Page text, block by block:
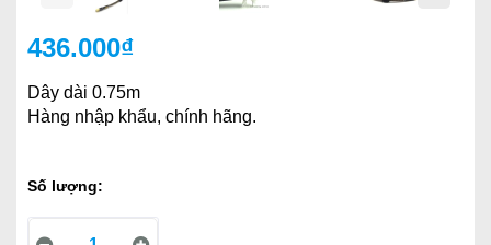
436.000₫
Dây dài 0.75m
Hàng nhập khẩu, chính hãng.
Số lượng: